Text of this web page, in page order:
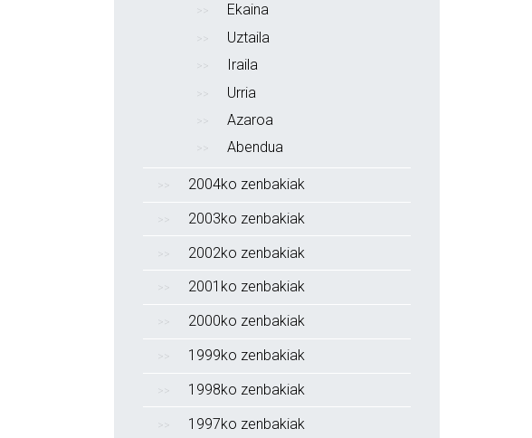
Ekaina
Uztaila
Iraila
Urria
Azaroa
Abendua
2004ko zenbakiak
2003ko zenbakiak
2002ko zenbakiak
2001ko zenbakiak
2000ko zenbakiak
1999ko zenbakiak
1998ko zenbakiak
1997ko zenbakiak